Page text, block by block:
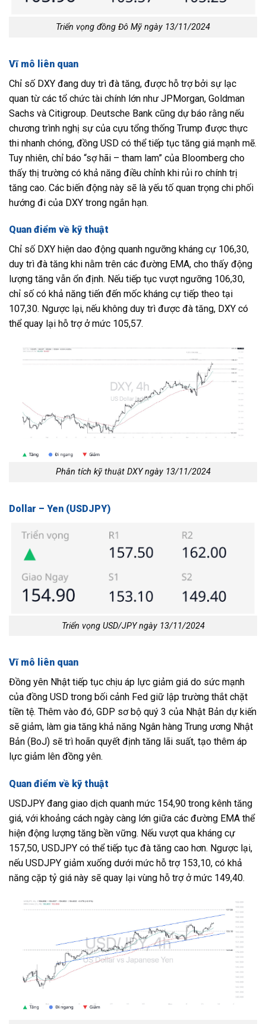
Triển vọng đồng Đô Mỹ ngày 13/11/2024
Vĩ mô liên quan
Chỉ số DXY đang duy trì đà tăng, được hỗ trợ bởi sự lạc
quan từ các tổ chức tài chính lớn như JPMorgan, Goldman
Sachs và Citigroup. Deutsche Bank cũng dự báo rằng nếu
chương trình nghị sự của cựu tổng thống Trump được thực
thi nhanh chóng, đồng USD có thể tiếp tục tăng giá mạnh mẽ.
Tuy nhiên, chỉ báo “sợ hãi – tham lam” của Bloomberg cho
thấy thị trường có khả năng điều chỉnh khi rủi ro chính trị
tăng cao. Các biến động này sẽ là yếu tố quan trọng chi phối
hướng đi của DXY trong ngắn hạn.
Quan điểm về kỹ thuật
Chỉ số DXY hiện dao động quanh ngưỡng kháng cự 106,30,
duy trì đà tăng khi nằm trên các đường EMA, cho thấy động
lượng tăng vẫn ổn định. Nếu tiếp tục vượt ngưỡng 106,30,
chỉ số có khả năng tiến đến mốc kháng cự tiếp theo tại
107,30. Ngược lại, nếu không duy trì được đà tăng, DXY có
thể quay lại hỗ trợ ở mức 105,57.
Phân tích kỹ thuật DXY ngày 13/11/2024
Dollar – Yen (USDJPY)
Triển vọng USD/JPY ngày 13/11/2024
Vĩ mô liên quan
Đồng yên Nhật tiếp tục chịu áp lực giảm giá do sức mạnh
của đồng USD trong bối cảnh Fed giữ lập trường thắt chặt
tiền tệ. Thêm vào đó, GDP sơ bộ quý 3 của Nhật Bản dự kiến
sẽ giảm, làm gia tăng khả năng Ngân hàng Trung ương Nhật
Bản (BoJ) sẽ trì hoãn quyết định tăng lãi suất, tạo thêm áp
lực giảm lên đồng yên.
Quan điểm về kỹ thuật
USDJPY đang giao dịch quanh mức 154,90 trong kênh tăng
giá, với khoảng cách ngày càng lớn giữa các đường EMA thể
hiện động lượng tăng bền vững. Nếu vượt qua kháng cự
157,50, USDJPY có thể tiếp tục đà tăng cao hơn. Ngược lại,
nếu USDJPY giảm xuống dưới mức hỗ trợ 153,10, có khả
năng cặp tỷ giá này sẽ quay lại vùng hỗ trợ ở mức 149,40.